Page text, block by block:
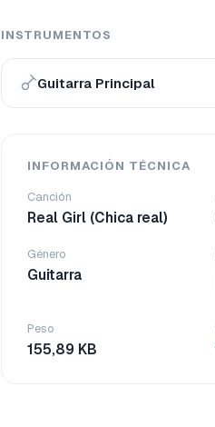
INSTRUMENTOS
Guitarra Principal
INFORMACIÓN TÉCNICA
Canción
Real Girl (Chica real)
Género
Guitarra
Peso
155,89 KB